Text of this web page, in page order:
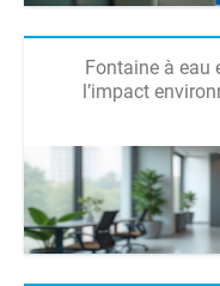
Fontaine à eau
l’impact